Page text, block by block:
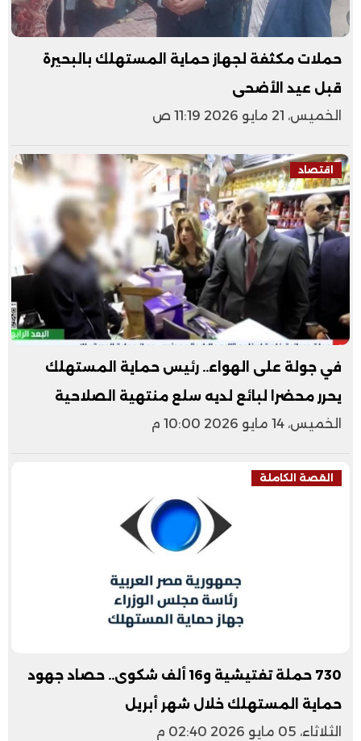
حملات مكثفة لجهاز حماية المستهلك بالبحيرة
قبل عيد الأضحى
الخميس، 21 مايو 2026 11:19 ص
اقتصاد
في جولة على الهواء.. رئيس حماية المستهلك
يحرر محضرا لبائع لديه سلع منتهية الصلاحية
الخميس، 14 مايو 2026 10:00 م
القصة الكاملة
730 حملة تفتيشية و16 ألف شكوى.. حصاد جهود
حماية المستهلك خلال شهر أبريل
الثلاثاء، 05 مايو 2026 02:40 م